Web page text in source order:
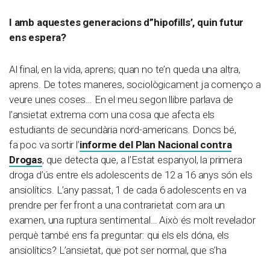
I amb aquestes generacions d”hipofills’, quin futur
ens espera?
Al final, en la vida, aprens; quan no te’n queda una altra,
aprens. De totes maneres, sociològicament ja començo a
veure unes coses… En el meu segon llibre parlava de
l’ansietat extrema com una cosa que afecta els
estudiants de secundària nord-americans. Doncs bé,
fa poc va sortir l’informe del Plan Nacional contra
Drogas, que detecta que, a l’Estat espanyol, la primera
droga d’ús entre els adolescents de 12 a 16 anys són els
ansiolítics. L’any passat, 1 de cada 6 adolescents en va
prendre per fer front a una contrarietat com ara un
examen, una ruptura sentimental… Això és molt revelador
perquè també ens fa preguntar: qui els els dóna, els
ansiolítics? L’ansietat, que pot ser normal, que s’ha